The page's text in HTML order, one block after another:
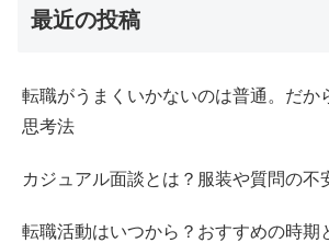
最近の投稿
転職がうまくいかないのは普通。だか
思考法
カジュアル面談とは？服装や質問の不
転職活動はいつから？おすすめの時期